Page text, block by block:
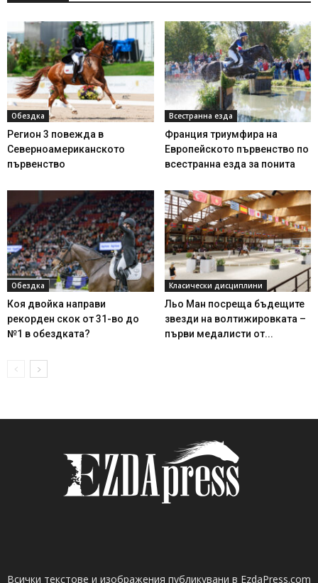
Обездка
Регион 3 повежда в
Северноамериканското
първенство
Всестранна езда
Франция триумфира на
Европейското първенство по
всестранна езда за понита
Обездка
Коя двойка направи
рекорден скок от 31-во до
№1 в обездката?
Класически дисциплини
Льо Ман посреща бъдещите
звезди на волтижировката –
първи медалисти от...
Всички текстове и изображения публикувани в EzdaPress.com